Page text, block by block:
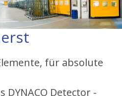
für absolute
DYNACO Detector -